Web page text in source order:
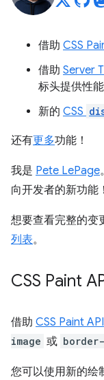
借助 CSS
借助 Server
标头提供性能
新的 CSS
还有更多功能！
我是 Pete LePage
向开发者的新功能！
想要查看完整的变
列表。
CSS Paint
借助 CSS Paint API
image 或
您可以使用新的绘